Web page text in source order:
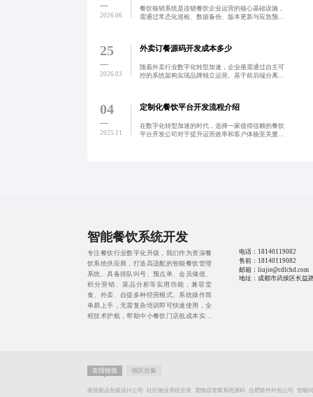
2026.06
餐饮核销系统是连锁餐饮企业运营的核心基础设施，
需通过常态化巡检、数据备份、版本更新与应急预案
25
2026.03
外卖订餐源码开发成本多少
随着外卖行业数字化转型加速，企业亟需通过自主可
控的系统架构实现品牌独立运营。基于前后端分离与
04
2025.11
定制化餐饮平台开发流程介绍
在数字化转型加速的时代，选择一家值得信赖的餐饮
平台开发公司对于提升运营效率和客户体验至关重
智能餐饮系统开发
专注餐饮行业数字化升级，我们作为资深餐
饮系统供应商，打造高适配的智能餐饮管理
系统。具备排队叫号、预点单、会员储值、
积分营销、菜品分析等实用功能，兼容堂
食、外卖、自提多种经营模式。系统操作简
单易上手，无需复杂培训即可快速使用，全
程技术护航，帮助中小餐饮门店低成本实现
电话： 18140119082
售前： 18140119082
邮箱：liujie@cdlchd.com
地址：成都市武侯区长益
友情链接 地区合集
南昌新品包装设计公司 社区物业系统开发 宠物店管家系统源码 合肥软件外包公司 智能